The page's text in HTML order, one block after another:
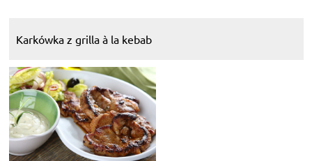
Karkówka z grilla à la kebab